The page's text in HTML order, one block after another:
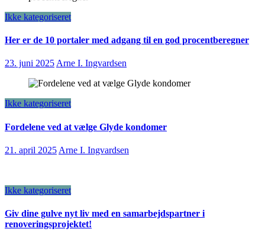
Ikke kategoriseret
Her er de 10 portaler med adgang til en god procentberegner
23. juni 2025 Arne I. Ingvardsen
Ikke kategoriseret
Fordelene ved at vælge Glyde kondomer
21. april 2025 Arne I. Ingvardsen
Ikke kategoriseret
Giv dine gulve nyt liv med en samarbejdspartner i
renoveringsprojektet!